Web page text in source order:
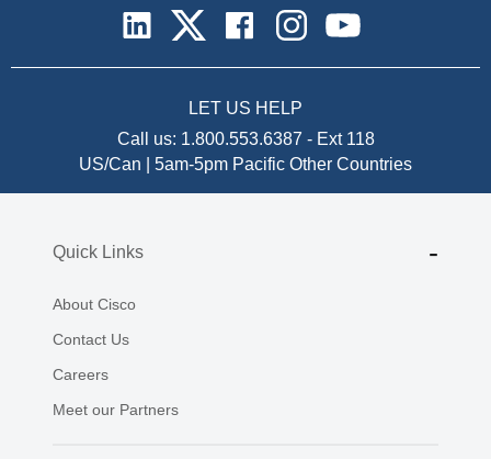
LET US HELP
Call us: 1.800.553.6387 - Ext 118
US/Can | 5am-5pm Pacific Other Countries